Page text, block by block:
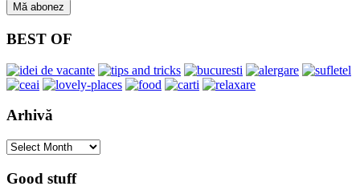
BEST OF
Arhivă
Arhivă
Good stuff